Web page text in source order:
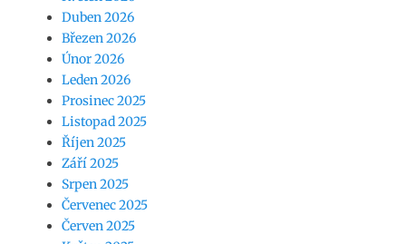
Duben 2026
Březen 2026
Únor 2026
Leden 2026
Prosinec 2025
Listopad 2025
Říjen 2025
Září 2025
Srpen 2025
Červenec 2025
Červen 2025